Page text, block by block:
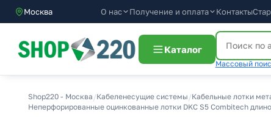
Москва О нас Получение и оплата Контакты
Каталог
Массовый
Shop220 - Москва /Кабеленесущие системы /Кабельные лотки
Неперфорированные оцинкованные лотки DKC S5 Combitech